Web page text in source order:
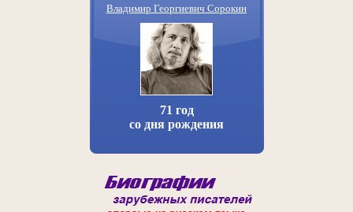
Владимир Георгиевич Сорокин
71 год
со дня рождения